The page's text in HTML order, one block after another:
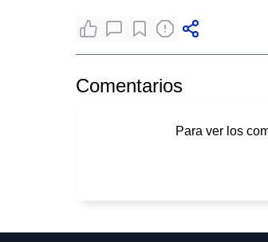
Comentarios
Para ver los